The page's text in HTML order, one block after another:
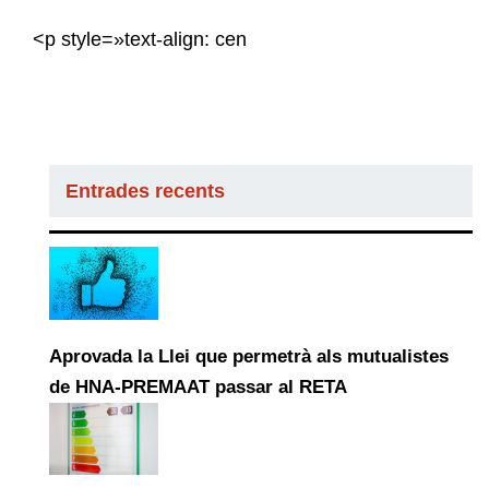
<p style=»text-align: cen
Entrades recents
Aprovada la Llei que permetrà als mutualistes
de HNA-PREMAAT passar al RETA